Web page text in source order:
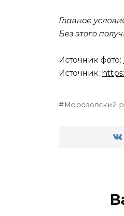
Главное
Без этого
Источник фото:
Источник:
Морозовский